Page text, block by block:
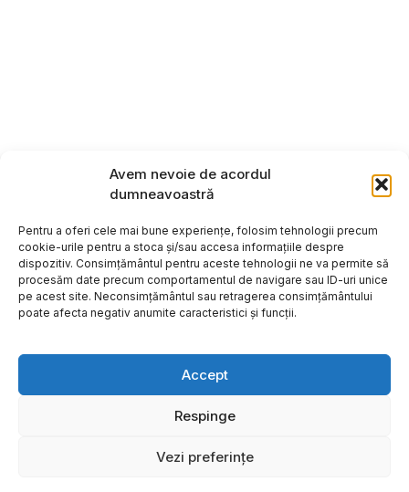
Avem nevoie de acordul
dumneavoastră
Pentru a oferi cele mai bune experiențe, folosim tehnologii precum
cookie-urile pentru a stoca și/sau accesa informațiile despre
dispozitiv. Consimțământul pentru aceste tehnologii ne va permite să
procesăm date precum comportamentul de navigare sau ID-uri unice
pe acest site. Neconsimțământul sau retragerea consimțământului
poate afecta negativ anumite caracteristici și funcții.
Accept
Respinge
Vezi preferințe
Copyright ©2026